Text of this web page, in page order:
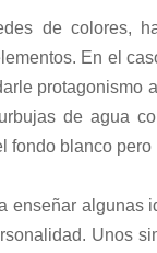
de colores,
En el
protagonismo
de agua
fondo blanco
enseñar algunas
Unos